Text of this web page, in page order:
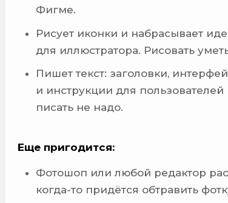
Фигме.
Рисует иконки и набрасывает
для иллюстратора. Рисовать
Пишет текст: заголовки,
и инструкции для пользователей
писать не надо.
Еще пригодится:
Фотошоп или любой редактор
когда-то придётся обтравить